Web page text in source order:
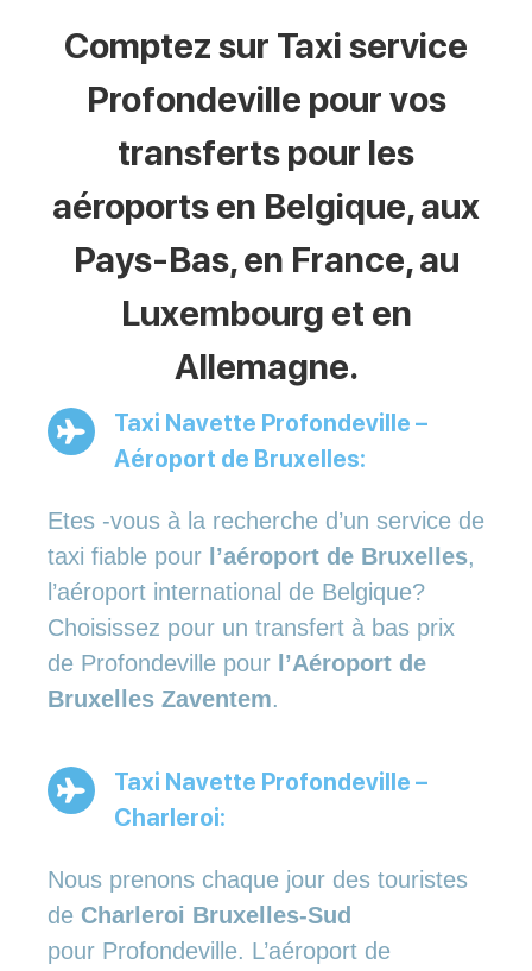
Comptez sur Taxi service
Profondeville pour vos
transferts pour les
aéroports en Belgique, aux
Pays-Bas, en France, au
Luxembourg et en
Allemagne.
Taxi Navette Profondeville –
Aéroport de Bruxelles:
Etes -vous à la recherche d’un service de
taxi fiable pour l’aéroport de Bruxelles,
l’aéroport international de Belgique?
Choisissez pour un transfert à bas prix
de Profondeville pour l’Aéroport de
Bruxelles Zaventem.
Taxi Navette Profondeville –
Charleroi:
Nous prenons chaque jour des touristes
de Charleroi Bruxelles-Sud
pour Profondeville. L’aéroport de